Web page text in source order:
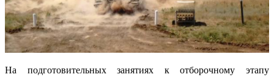
На подготовительных занятиях к отборочному этапу